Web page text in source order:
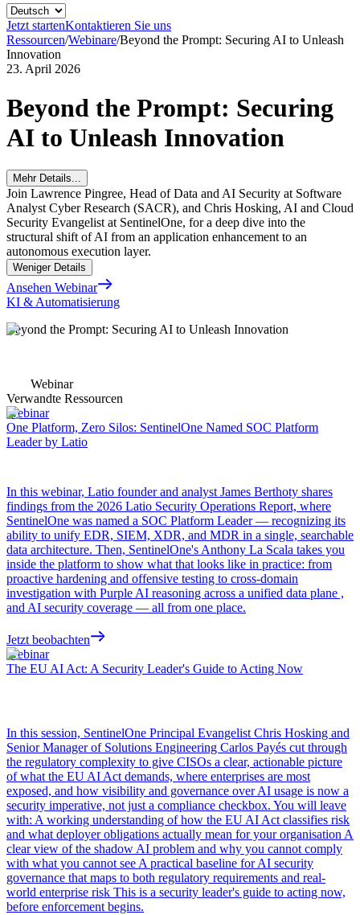
Jetzt startenKontaktieren Sie uns
Ressourcen/Webinare/Beyond the Prompt: Securing AI to Unleash
Innovation
23. April 2026
Beyond the Prompt: Securing
AI to Unleash Innovation
Mehr Details...
Join Lawrence Pingree, Head of Data and AI Security at Software
Analyst Cyber Research (SACR), and Chris Hosking, AI and Cloud
Security Evangelist at SentinelOne, for a deep dive into the
structural shift of AI from an application enhancement to an
autonomous execution layer.
Weniger Details
Ansehen Webinar
KI & Automatisierung
Beyond the Prompt: Securing AI to Unleash Innovation
Webinar
Verwandte Ressourcen
Webinar
One Platform, Zero Silos: SentinelOne Named SOC Platform
Leader by Latio
In this webinar, Latio founder and analyst James Berthoty shares
findings from the 2026 Latio Security Operations Report, where
SentinelOne was named a SOC Platform Leader — recognizing its
ability to unify EDR, SIEM, XDR, and MDR in a single, searchable
data architecture. Then, SentinelOne's Anthony La Scala takes you
inside the platform to show what that looks like in practice: from
proactive hardening and offensive testing to cross-domain
investigation with Purple AI reasoning across a unified data plane ,
and AI security coverage — all from one place.
Jetzt beobachten
Webinar
The EU AI Act: A Security Leader's Guide to Acting Now
In this session, SentinelOne Principal Evangelist Chris Hosking and
Senior Manager of Solutions Engineering Carlos Payés cut through
the regulatory complexity to give CISOs a clear, actionable picture
of what the EU AI Act demands, where enterprises are most
exposed, and how visibility and governance over AI usage is now a
security imperative, not just a compliance checkbox. You will leave
with: A working understanding of how the EU AI Act classifies risk
and what deployer obligations actually mean for your organisation A
clear view of the shadow AI problem and why you cannot comply
with what you cannot see A practical baseline for AI security
governance that maps to both regulatory requirements and real-
world enterprise risk This is a security leader's guide to acting now,
before enforcement begins.